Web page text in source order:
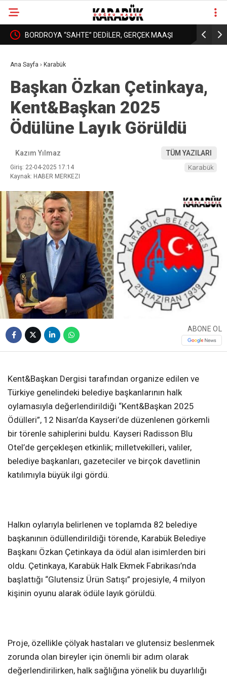
YURT BORDROYA “SAHTE” DEDİLER, GERÇEK MAAŞI
Ana Sayfa › Karabük
Başkan Özkan Çetinkaya,
Kent&Başkan 2025
Ödülüne Layık Görüldü
Kazım Yılmaz TÜM YAZILARI
Giriş: 22-04-2025 17:14
Kaynak: HABER MERKEZI
Karabük
ABONE OL
Kent&Başkan Dergisi tarafından organize edilen ve
Türkiye genelindeki belediye başkanlarının halk
oylamasıyla değerlendirildiği “Kent&Başkan 2025
Ödülleri”, 12 Nisan’da Kayseri’de düzenlenen görkemli
bir törenle sahiplerini buldu. Kayseri Radisson Blu
Otel’de gerçekleşen etkinlik; milletvekilleri, valiler,
belediye başkanları, gazeteciler ve birçok davetlinin
katılımıyla büyük ilgi gördü.
Halkın oylarıyla belirlenen ve toplamda 82 belediye
başkanının ödüllendirildiği törende, Karabük Belediye
Başkanı Özkan Çetinkaya da ödül alan isimlerden biri
oldu. Çetinkaya, Karabük Halk Ekmek Fabrikası’nda
başlattığı “Glutensiz Ürün Satışı” projesiyle, 4 milyon
kişinin oyunu alarak ödüle layık görüldü.
Proje, özellikle çölyak hastaları ve glutensiz beslenmek
zorunda olan bireyler için önemli bir adım olarak
değerlendirilirken, halk sağlığına yönelik bu duyarlılığı